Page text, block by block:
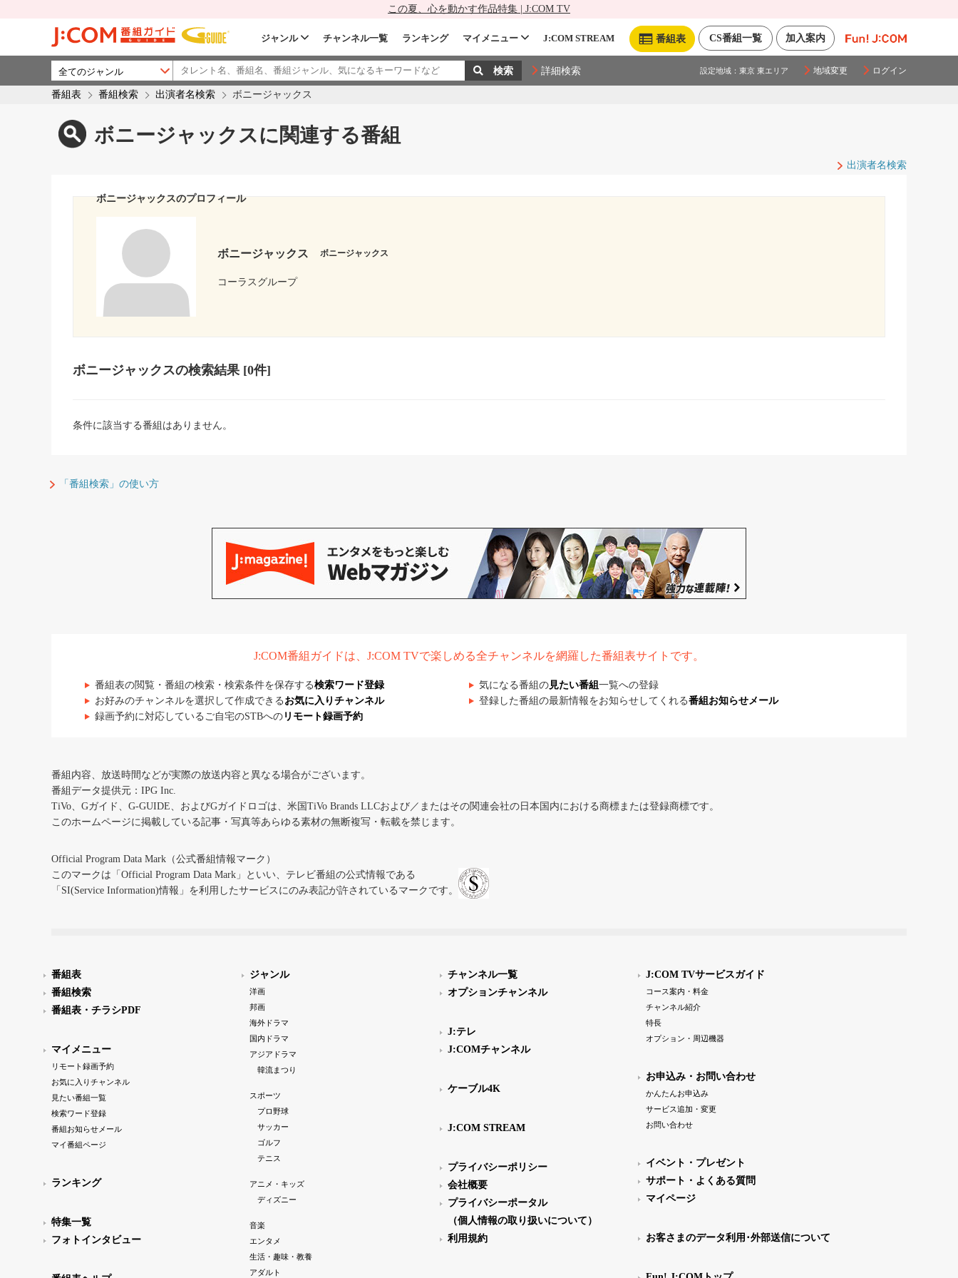
この夏、心を動かす作品特集 | J:COM TV
加入案内
CS番組一覧
番組表
ジャンル チャンネル一覧 ランキング マイメニュー J:COM STREAM
詳細検索 設定地域： 東京 東エリア 地域変更 ログイン
番組表 番組検索 出演者名検索 ボニージャックス
ボニージャックスに関連する番組
出演者名検索
ボニージャックスのプロフィール
ボニージャックス ボニージャックス
コーラスグループ
ボニージャックスの検索結果[0件]
条件に該当する番組はありません。
「番組検索」の使い方
J:COM番組ガイドは、J:COM TVで楽しめる全チャンネルを網羅した番組表サイトです。
番組表の閲覧・番組の検索・検索条件を保存する検索ワード登録 気になる番組の見たい番組 一覧への登録
お好みのチャンネルを選択して作成できる お気に入りチャンネル 登録した番組の最新情報をお知らせしてくれる番組お知らせメール
録画予約に対応しているご自宅のSTBへの リモート録画予約
番組内容、放送時間などが実際の放送内容と異なる場合がございます。
番組データ提供元：IPG Inc.
TiVo、Gガイド、G-GUIDE、およびGガイドロゴは、米国TiVo Brands LLCおよび／またはその関連会社の日本国内における商標または登録商標です。
このホームページに掲載している記事・写真等あらゆる素材の無断複写・転載を禁じます。
Official Program Data Mark（公式番組情報マーク）
このマークは「Official Program Data Mark」といい、テレビ番組の公式情報である
「SI(Service Information)情報」を利用したサービスにのみ表記が許されているマークです。
番組表
番組検索
番組表・チラシPDF
マイメニュー
リモート録画予約
お気に入りチャンネル
見たい番組一覧
検索ワード登録
番組お知らせメール
マイ番組ページ
ランキング
特集一覧
フォトインタビュー
ジャンル
洋画
邦画
海外ドラマ
国内ドラマ
アジアドラマ
韓流まつり
スポーツ
プロ野球
サッカー
ゴルフ
テニス
アニメ・キッズ
ディズニー
音楽
エンタメ
生活・趣味・教養
アダルト
チャンネル一覧
オプションチャンネル
J:テレ
J:COMチャンネル
ケーブル4K
J:COM STREAM
プライバシーポリシー
会社概要
プライバシーポータル
（個人情報の取り扱いについて）
利用規約
J:COM TVサービスガイド
コース案内・料金
チャンネル紹介
特長
オプション・周辺機器
お申込み・お問い合わせ
かんたんお申込み
サービス追加・変更
お問い合わせ
イベント・プレゼント
サポート・よくある質問
マイページ
お客さまのデータ利用･外部送信について